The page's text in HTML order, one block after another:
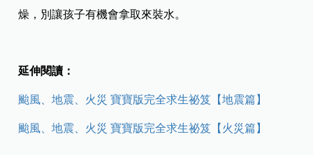
燥，別讓孩子有機會拿取來裝水。
延伸閱讀：
颱風、地震、火災 寶寶版完全求生祕笈【地震篇】
颱風、地震、火災 寶寶版完全求生祕笈【火災篇】